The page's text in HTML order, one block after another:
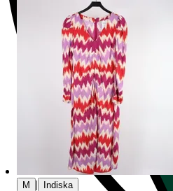
M | Indiska